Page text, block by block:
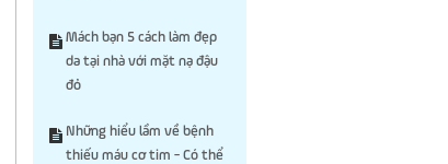
Mách bạn 5 cách làm đẹp
da tại nhà với mặt nạ đậu
đỏ
Những hiểu lầm về bệnh
thiếu máu cơ tim - Có thể